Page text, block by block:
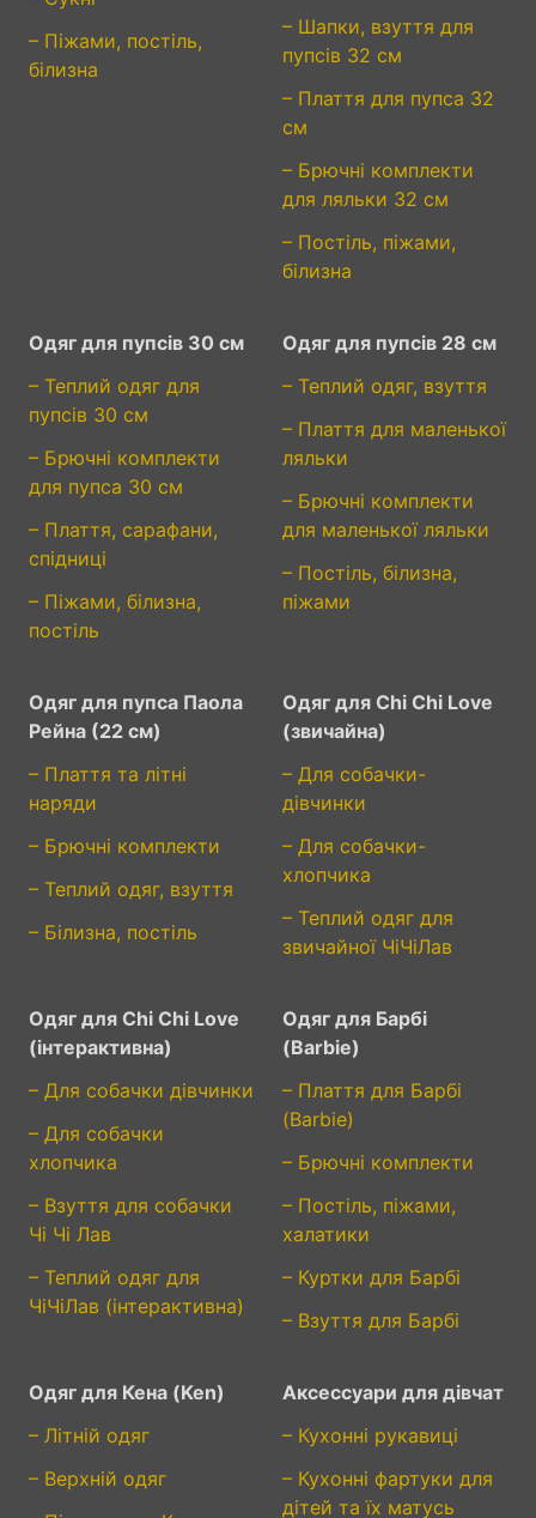
– Піжами, постіль,
білизна
– Шапки, взуття для
пупсів 32 см
– Плаття для пупса 32
см
– Брючні комплекти
для ляльки 32 см
– Постіль, піжами,
білизна
Одяг для пупсів 30 см
– Теплий одяг для
пупсів 30 см
– Брючні комплекти
для пупса 30 см
– Плаття, сарафани,
спідниці
– Піжами, білизна,
постіль
Одяг для пупсів 28 см
– Теплий одяг, взуття
– Плаття для маленької
ляльки
– Брючні комплекти
для маленької ляльки
– Постіль, білизна,
піжами
Одяг для пупса Паола
Рейна (22 см)
– Плаття та літні
наряди
– Брючні комплекти
– Теплий одяг, взуття
– Білизна, постіль
Одяг для Chi Chi Love
(звичайна)
– Для собачки-
дівчинки
– Для собачки-
хлопчика
– Теплий одяг для
звичайної ЧіЧіЛав
Одяг для Chi Chi Love
(інтерактивна)
– Для собачки дівчинки
– Для собачки
хлопчика
– Взуття для собачки
Чі Чі Лав
– Теплий одяг для
ЧіЧіЛав (інтерактивна)
Одяг для Барбі
(Barbie)
– Плаття для Барбі
(Barbie)
– Брючні комплекти
– Постіль, піжами,
халатики
– Куртки для Барбі
– Взуття для Барбі
Одяг для Кена (Ken)
– Літній одяг
– Верхній одяг
Аксессуари для дівчат
– Кухонні рукавиці
– Кухонні фартуки для
дітей та їх матусь